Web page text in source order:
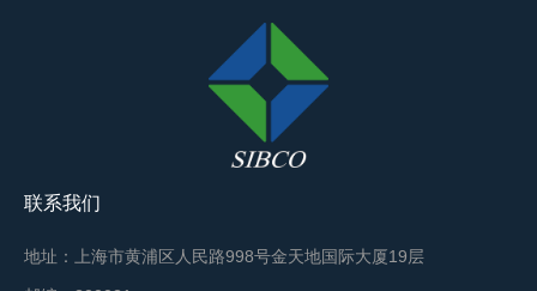
联系我们
地址：上海市黄浦区人民路998号金天地国际大厦19层